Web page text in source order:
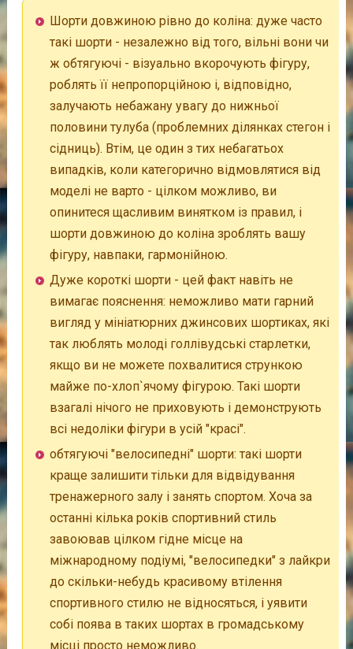
Шорти довжиною рівно до коліна: дуже часто
такі шорти - незалежно від того, вільні вони чи
ж обтягуючі - візуально вкорочують фігуру,
роблять її непропорційною і, відповідно,
залучають небажану увагу до нижньої
половини тулуба (проблемних ділянках стегон і
сідниць). Втім, це один з тих небагатьох
випадків, коли категорично відмовлятися від
моделі не варто - цілком можливо, ви
опинитеся щасливим винятком із правил, і
шорти довжиною до коліна зроблять вашу
фігуру, навпаки, гармонійною.
Дуже короткі шорти - цей факт навіть не
вимагає пояснення: неможливо мати гарний
вигляд у мініатюрних джинсових шортиках, які
так люблять молоді голлівудські старлетки,
якщо ви не можете похвалитися стрункою
майже по-хлоп`ячому фігурою. Такі шорти
взагалі нічого не приховують і демонструють
всі недоліки фігури в усій "красі".
обтягуючі "велосипедні" шорти: такі шорти
краще залишити тільки для відвідування
тренажерного залу і занять спортом. Хоча за
останні кілька років спортивний стиль
завоював цілком гідне місце на
міжнародному подіумі, "велосипедки" з лайкри
до скільки-небудь красивому втілення
спортивного стилю не відносяться, і уявити
собі поява в таких шортах в громадському
місці просто неможливо.